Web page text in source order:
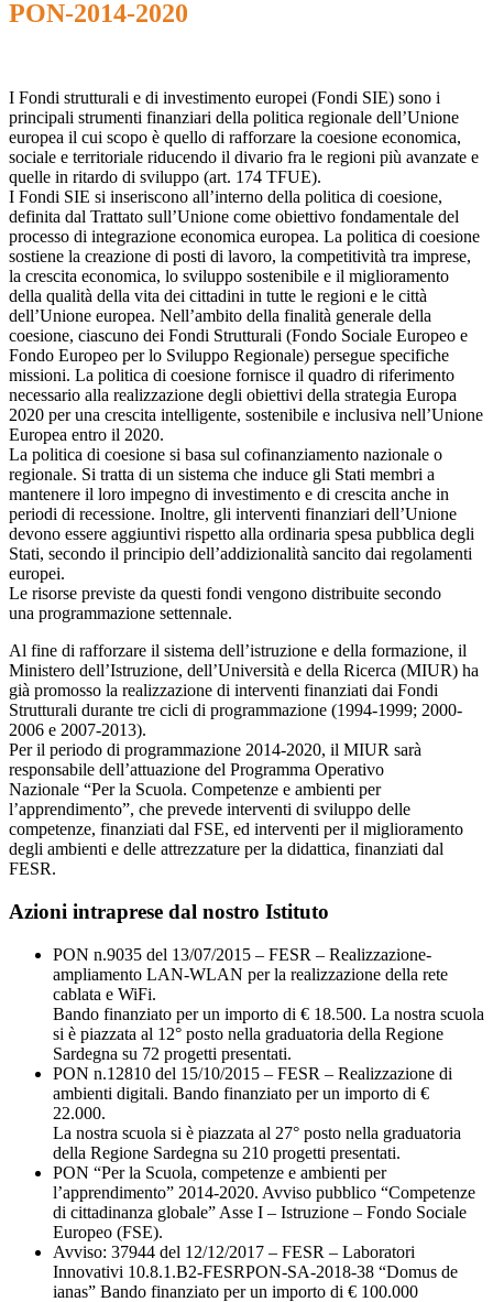
PON-2014-2020
I Fondi strutturali e di investimento europei (Fondi SIE) sono i
principali strumenti finanziari della politica regionale dell’Unione
europea il cui scopo è quello di rafforzare la coesione economica,
sociale e territoriale riducendo il divario fra le regioni più avanzate e
quelle in ritardo di sviluppo (art. 174 TFUE).
I Fondi SIE si inseriscono all’interno della politica di coesione,
definita dal Trattato sull’Unione come obiettivo fondamentale del
processo di integrazione economica europea. La politica di coesione
sostiene la creazione di posti di lavoro, la competitività tra imprese,
la crescita economica, lo sviluppo sostenibile e il miglioramento
della qualità della vita dei cittadini in tutte le regioni e le città
dell’Unione europea. Nell’ambito della finalità generale della
coesione, ciascuno dei Fondi Strutturali (Fondo Sociale Europeo e
Fondo Europeo per lo Sviluppo Regionale) persegue specifiche
missioni. La politica di coesione fornisce il quadro di riferimento
necessario alla realizzazione degli obiettivi della strategia Europa
2020 per una crescita intelligente, sostenibile e inclusiva nell’Unione
Europea entro il 2020.
La politica di coesione si basa sul cofinanziamento nazionale o
regionale. Si tratta di un sistema che induce gli Stati membri a
mantenere il loro impegno di investimento e di crescita anche in
periodi di recessione. Inoltre, gli interventi finanziari dell’Unione
devono essere aggiuntivi rispetto alla ordinaria spesa pubblica degli
Stati, secondo il principio dell’addizionalità sancito dai regolamenti
europei.
Le risorse previste da questi fondi vengono distribuite secondo
una programmazione settennale.
Al fine di rafforzare il sistema dell’istruzione e della formazione, il
Ministero dell’Istruzione, dell’Università e della Ricerca (MIUR) ha
già promosso la realizzazione di interventi finanziati dai Fondi
Strutturali durante tre cicli di programmazione (1994-1999; 2000-
2006 e 2007-2013).
Per il periodo di programmazione 2014-2020, il MIUR sarà
responsabile dell’attuazione del Programma Operativo
Nazionale “Per la Scuola. Competenze e ambienti per
l’apprendimento”, che prevede interventi di sviluppo delle
competenze, finanziati dal FSE, ed interventi per il miglioramento
degli ambienti e delle attrezzature per la didattica, finanziati dal
FESR.
Azioni intraprese dal nostro Istituto
PON n.9035 del 13/07/2015 – FESR – Realizzazione-
ampliamento LAN-WLAN per la realizzazione della rete
cablata e WiFi.
Bando finanziato per un importo di € 18.500. La nostra scuola
si è piazzata al 12° posto nella graduatoria della Regione
Sardegna su 72 progetti presentati.
PON n.12810 del 15/10/2015 – FESR – Realizzazione di
ambienti digitali. Bando finanziato per un importo di €
22.000.
La nostra scuola si è piazzata al 27° posto nella graduatoria
della Regione Sardegna su 210 progetti presentati.
PON “Per la Scuola, competenze e ambienti per
l’apprendimento” 2014-2020. Avviso pubblico “Competenze
di cittadinanza globale” Asse I – Istruzione – Fondo Sociale
Europeo (FSE).
Avviso: 37944 del 12/12/2017 – FESR – Laboratori
Innovativi 10.8.1.B2-FESRPON-SA-2018-38 “Domus de
ianas” Bando finanziato per un importo di € 100.000